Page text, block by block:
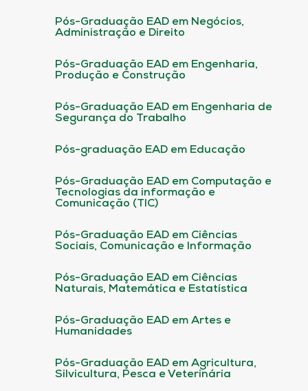
Pós-Graduação EAD em Negócios,
Administração e Direito
Pós-Graduação EAD em Engenharia,
Produção e Construção
Pós-Graduação EAD em Engenharia de
Segurança do Trabalho
Pós-graduação EAD em Educação
Pós-Graduação EAD em Computação e
Tecnologias da informação e
Comunicação (TIC)
Pós-Graduação EAD em Ciências
Sociais, Comunicação e Informação
Pós-Graduação EAD em Ciências
Naturais, Matemática e Estatística
Pós-Graduação EAD em Artes e
Humanidades
Pós-Graduação EAD em Agricultura,
Silvicultura, Pesca e Veterinária